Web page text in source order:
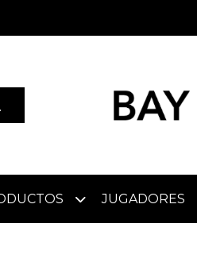
JUGADORES